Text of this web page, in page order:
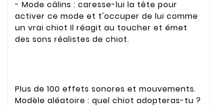
- Mode câlins : caresse-lui la tête pour
activer ce mode et t'occuper de lui comme
un vrai chiot Il réagit au toucher et émet
des sons réalistes de chiot.
Plus de 100 effets sonores et mouvements.
Modèle aléatoire : quel chiot adopteras-tu ?